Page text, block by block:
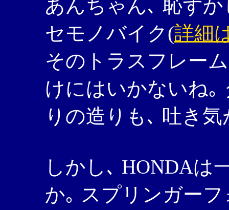
あんちゃん､ 恥ず
セモノバイク(詳細
そのトラスフレー
けにはいかないね｡
りの造りも､ 吐き
しかし､ HONDAは
か｡ スプリンガー